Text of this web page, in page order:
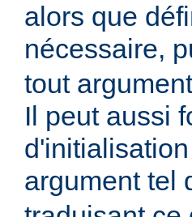
alors que
nécessaire,
tout
Il peut aussi
argument tel